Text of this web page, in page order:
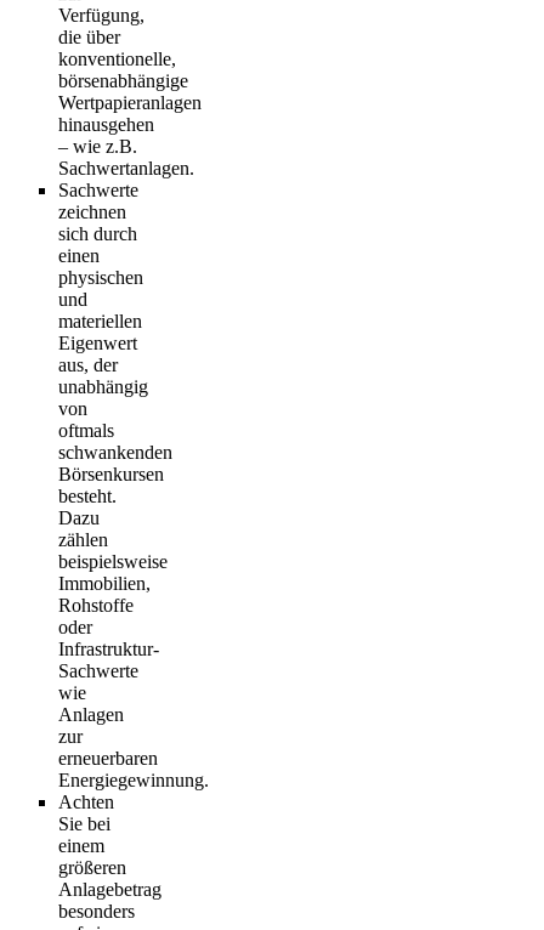
Verfügung,
die über
konventionelle,
börsenabhängige
Wertpapieranlagen
hinausgehen
– wie z.B.
Sachwertanlagen.
Sachwerte
zeichnen
sich durch
einen
physischen
und
materiellen
Eigenwert
aus, der
unabhängig
von
oftmals
schwankenden
Börsenkursen
besteht.
Dazu
zählen
beispielsweise
Immobilien,
Rohstoffe
oder
Infrastruktur-
Sachwerte
wie
Anlagen
zur
erneuerbaren
Energiegewinnung.
Achten
Sie bei
einem
größeren
Anlagebetrag
besonders